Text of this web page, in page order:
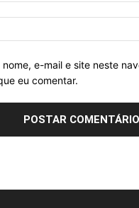
nome, e-mail e site neste
eu comentar.